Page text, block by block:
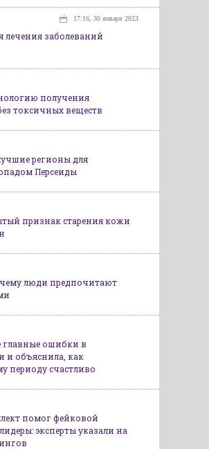
17:16, 30 января 2023
лечения заболеваний
получения
токсичных веществ
регионы для
Персеиды
признак старения кожи
люди предпочитают
главные ошибки в
и объяснила, как
периоду счастливо
помог фейковой
эксперты указали на